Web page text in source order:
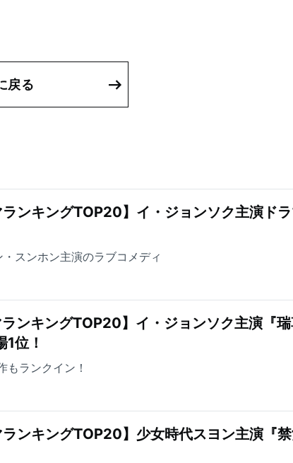
戻る
ランキングTOP20】イ・ジョンソク主演ド
スンホン主演のラブコメディ
ランキングTOP20】イ・ジョンソク主演『
位！
もランクイン！
ランキングTOP20】少女時代スヨン主演『